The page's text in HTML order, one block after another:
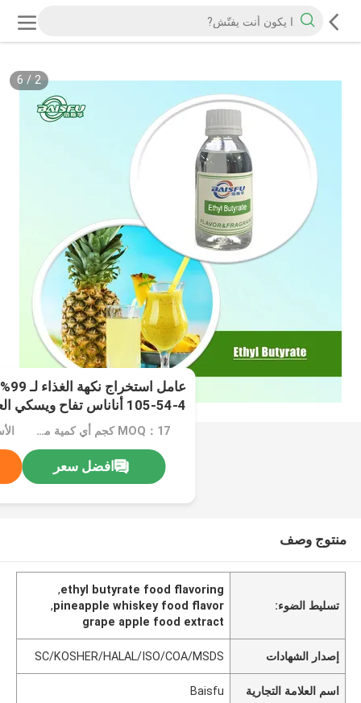
2
/
6
105-54-4 أناناس تفاح ويسكي العنب نكهة الغذاء
MOQ：17 كجم أي كمية من العبوات المخصصة لا يوجد حد أدنى للطلب
افضل سعر
منتوج وصف
تسليط الضوء:
ethyl butyrate food flavoring
,
pineapple whiskey food flavor
,
grape apple food extract
إصدار الشهادات SC/KOSHER/HALAL/ISO/COA/MSDS
اسم العلامة التجارية Baisfu